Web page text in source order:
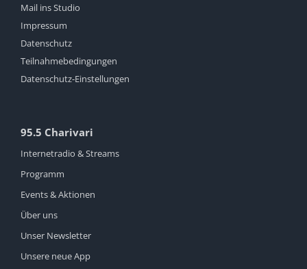
Mail ins Studio
Impressum
Datenschutz
Teilnahmebedingungen
Datenschutz-Einstellungen
95.5 Charivari
Internetradio & Streams
Programm
Events & Aktionen
Über uns
Unser Newsletter
Unsere neue App